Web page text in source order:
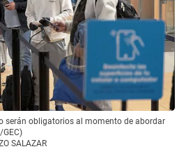
serán obligatorios al momento de abordar
SALAZAR